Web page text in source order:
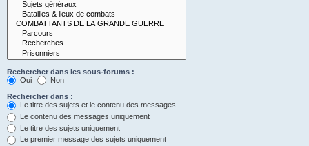
Rechercher dans les sous-forums :
Oui
Non
Rechercher dans :
Le titre des sujets et le contenu des messages
Le contenu des messages uniquement
Le titre des sujets uniquement
Le premier message des sujets uniquement